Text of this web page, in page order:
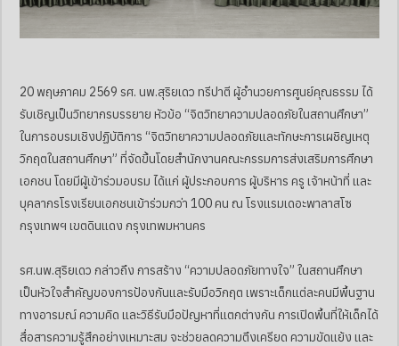
20 พฤษภาคม 2569 รศ. นพ.สุริยเดว ทรีปาตี ผู้อำนวยการศูนย์คุณธรรม ได้
รับเชิญเป็นวิทยากรบรรยาย หัวข้อ “จิตวิทยาความปลอดภัยในสถานศึกษา”
ในการอบรมเชิงปฏิบัติการ “จิตวิทยาความปลอดภัยและทักษะการเผชิญเหตุ
วิกฤตในสถานศึกษา” ที่จัดขึ้นโดยสำนักงานคณะกรรมการส่งเสริมการศึกษา
เอกชน โดยมีผู้เข้าร่วมอบรม ได้แก่ ผู้ประกอบการ ผู้บริหาร ครู เจ้าหน้าที่ และ
บุคลากรโรงเรียนเอกชนเข้าร่วมกว่า 100 คน ณ โรงแรมเดอะพาลาสโซ
กรุงเทพฯ เขตดินแดง กรุงเทพมหานคร
รศ.นพ.สุริยเดว กล่าวถึง การสร้าง “ความปลอดภัยทางใจ” ในสถานศึกษา
เป็นหัวใจสำคัญของการป้องกันและรับมือวิกฤต เพราะเด็กแต่ละคนมีพื้นฐาน
ทางอารมณ์ ความคิด และวิธีรับมือปัญหาที่แตกต่างกัน การเปิดพื้นที่ให้เด็กได้
สื่อสารความรู้สึกอย่างเหมาะสม จะช่วยลดความตึงเครียด ความขัดแย้ง และ